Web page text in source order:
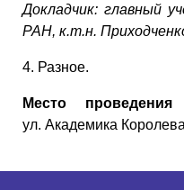
Докладчик: главный
РАН, к.т.н.
4. Разное.
Место проведения
ул. Академика